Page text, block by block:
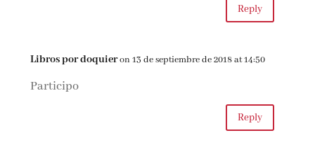
Reply
Libros por doquieron 13 de septiembre de 2018 at 14:50
Participo
Reply